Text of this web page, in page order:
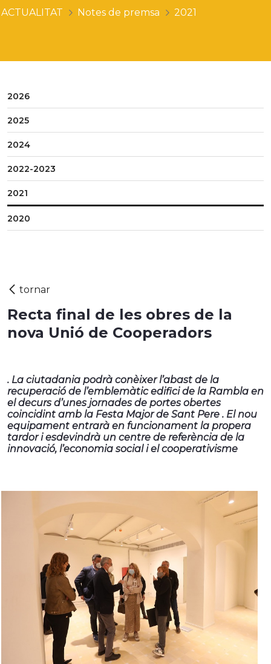
ACTUALITAT Notes de premsa 2021
2026
2025
2024
2022-2023
2021
2020
Recta final de les obres de la
nova Unió de Cooperadors
. La ciutadania podrà conèixer l’abast de la
recuperació de l’emblemàtic edifici de la Rambla en
el decurs d’unes jornades de portes obertes
coincidint amb la Festa Major de Sant Pere . El nou
equipament entrarà en funcionament la propera
tardor i esdevindrà un centre de referència de la
innovació, l’economia social i el cooperativisme